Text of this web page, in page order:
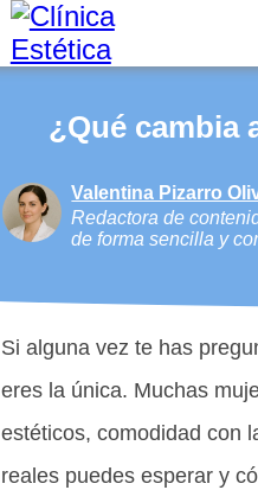
¿Qué cambia
Valentina Pizarro
Redactora de
de forma sencilla y
Si alguna vez te has
eres la única. Muchas
estéticos, comodidad con
reales puedes esperar y